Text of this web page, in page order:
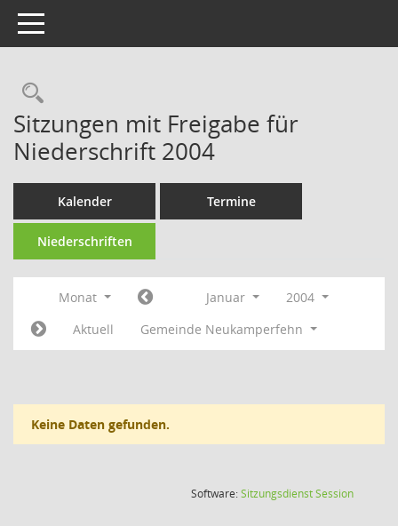
Toggle navigation
Rechercheauswahl
Sitzungen mit Freigabe für
Niederschrift 2004
Kalender Termine
Niederschriften
Monat Januar
2004
Aktuell
Gemeinde Neukamperfehn
Keine Daten gefunden.
Software:SitzungsdienstSession(Wird in